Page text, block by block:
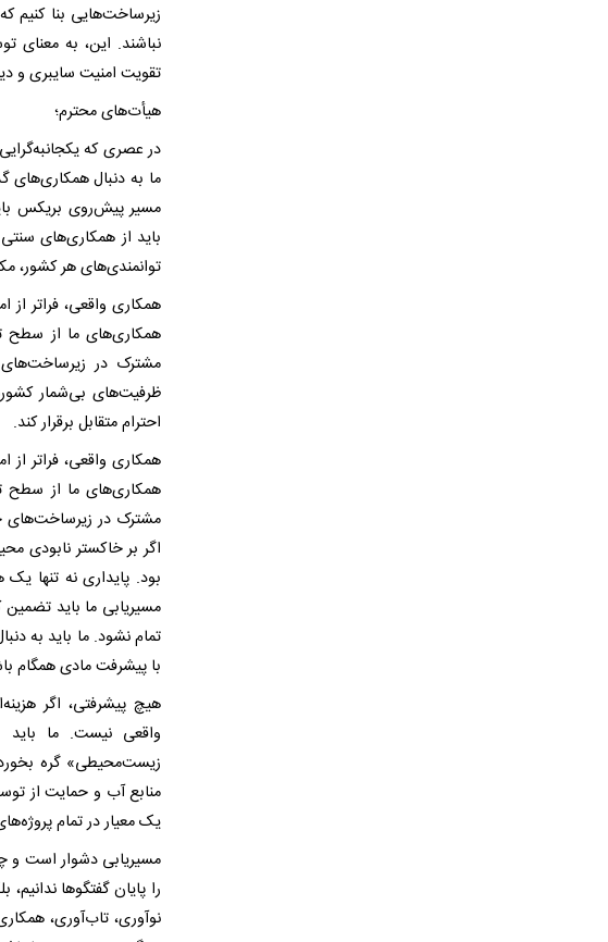
زیرساخت‌هایی بنا کنیم
نباشند. این، به معنای
تقویت امنیت سایبری و
هیأت‌های محترم؛
در عصری که
ما به دنبال همکاری‌های
مسیر پیش‌روی بریکس
باید از همکاری‌های
توانمندی‌های هر کشور،
همکاری واقعی، فراتر
همکاری‌های ما از سطح
مشترک در زیرساخت‌های
ظرفیت‌های بی‌شمار
احترام متقابل برقرار کند.
همکاری واقعی، فراتر
همکاری‌های ما از سطح
مشترک در زیرساخت‌های
اگر بر خاکستر نابودی
بود. پایداری نه
مسیریابی ما باید
تمام نشود. ما باید به
با پیشرفت مادی همگام
هیچ پیشرفتی، اگر
واقعی نیست. ما
زیست‌محیطی» گره
منابع آب و حمایت از
یک معیار در تمام
مسیریابی دشوار است و
را پایان گفتگوها
نوآوری، تاب‌آوری،